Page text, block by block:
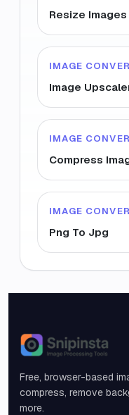
Resize Images
IMAGE
Image
IMAGE
Compress
IMAGE
Png To Jpg
Snipinsta
Free, browser-based
compress, remove
more.